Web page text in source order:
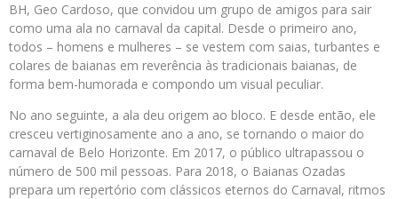
BH, Geo Cardoso, que convidou um grupo de amigos para sair
como uma ala no carnaval da capital. Desde o primeiro ano,
todos – homens e mulheres – se vestem com saias, turbantes e
colares de baianas em reverência às tradicionais baianas, de
forma bem-humorada e compondo um visual peculiar.
No ano seguinte, a ala deu origem ao bloco. E desde então, ele
cresceu vertiginosamente ano a ano, se tornando o maior do
carnaval de Belo Horizonte. Em 2017, o público ultrapassou o
número de 500 mil pessoas. Para 2018, o Baianas Ozadas
prepara um repertório com clássicos eternos do Carnaval, ritmos